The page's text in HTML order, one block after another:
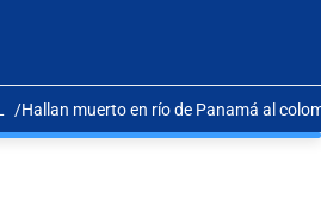
Hallan muerto en río de Panamá al